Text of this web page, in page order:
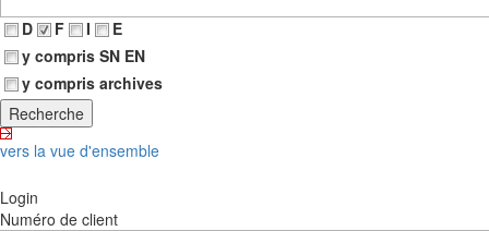
D
F I
E
y compris SN EN
y compris archives
vers la vue d'ensemble
Login
Numéro de client